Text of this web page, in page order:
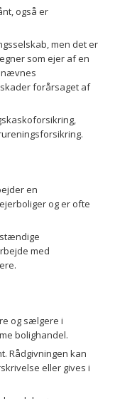
også er
men det er
som ejer af en
nævnes
forårsaget af
en
og er ofte
med
og sælgere i
bolighandel.
Rådgivningen kan
eller gives i